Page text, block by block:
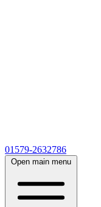
01579-2632786
Open main menu